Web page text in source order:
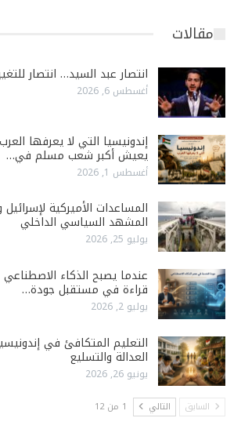
مقالات
انتصار عبد السيد… انتصار
أغسطس 6, 2026
إندونيسيا التي لا يعرفها
يعيش أكبر شعب مسلم في…
أغسطس 1, 2026
المساعدات الأميركية لإسرائيل
المشهد السياسي الداخلي
يوليو 25, 2026
عندما يصبح الذكاء
قراءة في مستقبل جودة…
يوليو 2, 2026
التعليم المتكافئ في
العدالة والتسليع
يونيو 26, 2026
السابق التالي 1 من 12